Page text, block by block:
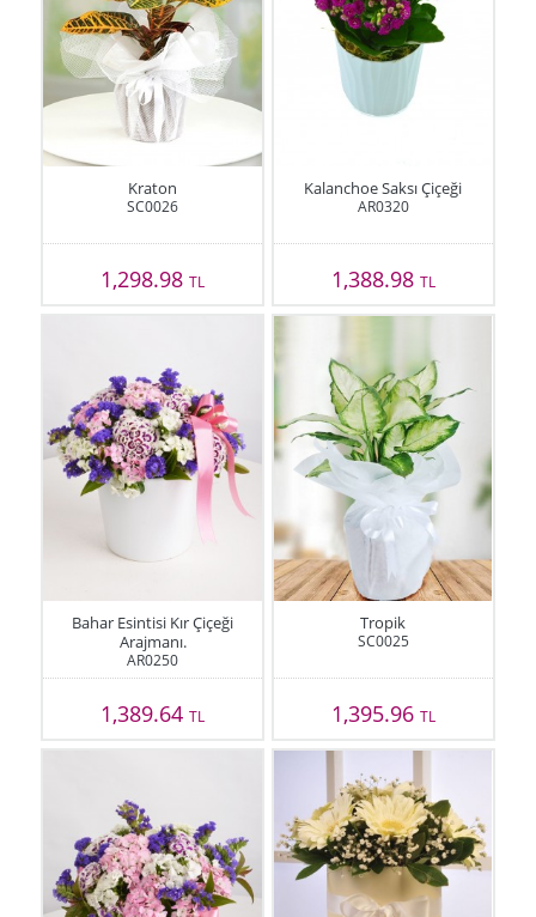
Kraton
SC0026
1,298.98TL
Kalanchoe Saksı Çiçeği
AR0320
1,388.98 TL
Bahar Esintisi Kır Çiçeği
Arajmanı.
AR0250
1,389.64TL
Tropik
SC0025
1,395.96 TL